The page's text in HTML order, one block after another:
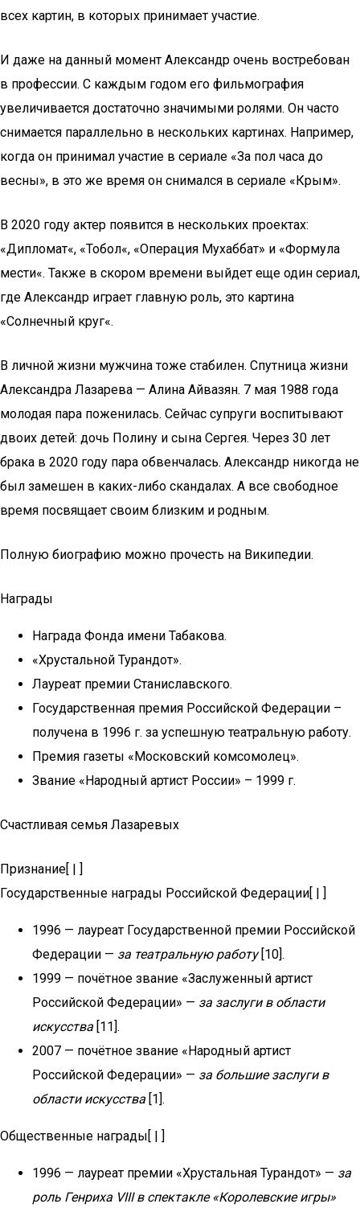
всех картин, в которых принимает участие.
И даже на данный момент Александр очень востребован
в профессии. С каждым годом его фильмография
увеличивается достаточно значимыми ролями. Он часто
снимается параллельно в нескольких картинах. Например,
когда он принимал участие в сериале «За пол часа до
весны», в это же время он снимался в сериале «Крым».
В 2020 году актер появится в нескольких проектах:
«Дипломат«, «Тобол«, «Операция Мухаббат» и «Формула
мести«. Также в скором времени выйдет еще один сериал,
где Александр играет главную роль, это картина
«Солнечный круг«.
В личной жизни мужчина тоже стабилен. Спутница жизни
Александра Лазарева — Алина Айвазян. 7 мая 1988 года
молодая пара поженилась. Сейчас супруги воспитывают
двоих детей: дочь Полину и сына Сергея. Через 30 лет
брака в 2020 году пара обвенчалась. Александр никогда не
был замешен в каких-либо скандалах. А все свободное
время посвящает своим близким и родным.
Полную биографию можно прочесть на Википедии.
Награды
Награда Фонда имени Табакова.
«Хрустальной Турандот».
Лауреат премии Станиславского.
Государственная премия Российской Федерации –
получена в 1996 г. за успешную театральную работу.
Премия газеты «Московский комсомолец».
Звание «Народный артист России» – 1999 г.
Счастливая семья Лазаревых
Признание[ | ]
Государственные награды Российской Федерации[ | ]
1996 — лауреат Государственной премии Российской
Федерации — за театральную работу[10].
1999 — почётное звание «Заслуженный артист
Российской Федерации» — за заслуги в области
искусства [11].
2007 — почётное звание «Народный артист
Российской Федерации» — за большие заслуги в
области искусства [1].
Общественные награды[ | ]
1996 — лауреат премии «Хрустальная Турандот» — за
роль Генриха VIII в спектакле «Королевские игры»